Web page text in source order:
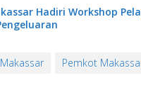
Hadiri Workshop
Pemkot